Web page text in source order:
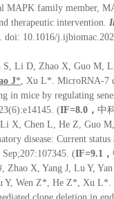
MAPK family member,
therapeutic intervention.
doi: 10.1016/
S, Li D, Zhao X, Guo M,
J*, Xu L*. MicroRNA-7
in mice by regulating
(IF=8.0， 中
X, Chen L, He Z, Guo
disease: Current status
(IF=9.1，
Zhao X, Yang J, Lu Y,
Y, Wen Z*, He Z*, Xu L*.